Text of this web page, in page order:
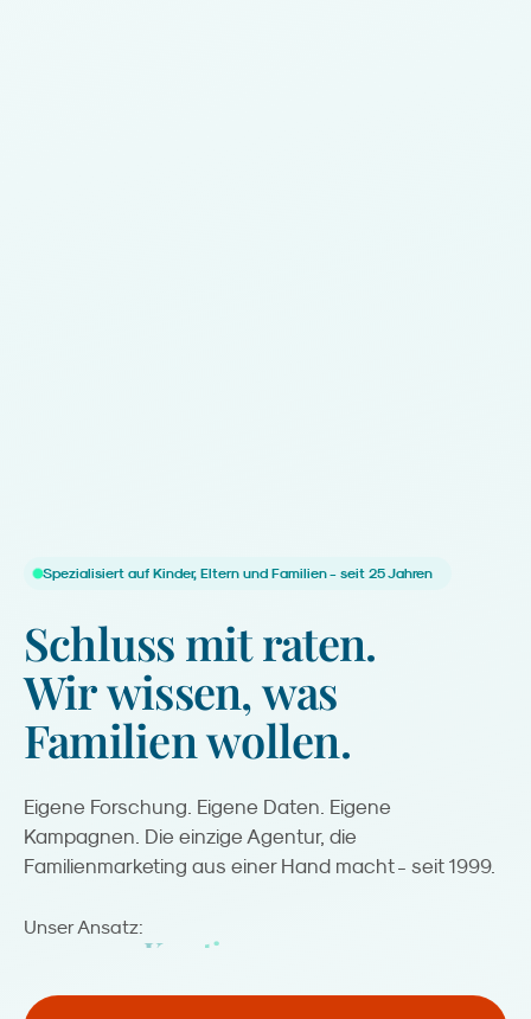
Spezialisiert auf Kinder, Eltern und Familien - seit 25 Jahren
Schlussmitraten.
Wirwissen,was
Familienwollen.
Eigene Forschung. Eigene Daten. Eigene
Kampagnen. Die einzige Agentur, die
Familienmarketing aus einer Hand macht - seit 1999.
Unser Ansatz: